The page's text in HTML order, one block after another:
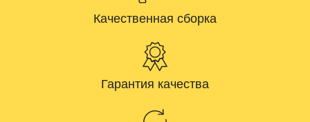
Качественная сборка
Гарантия качества